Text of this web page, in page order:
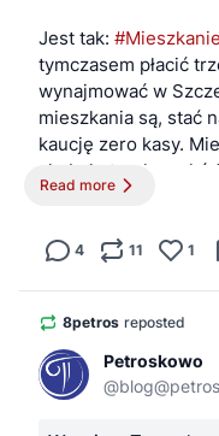
Jest tak:
tymczasem płacić
wynajmować w
mieszkania są, stać
kaucję zero kasy.
ale było trochę
fundusz. A
bywały w tych
sprzedać
teoretycznie
od
kaucję (też
Read more
4 11 1
8petros reposted
Petroskowo
@